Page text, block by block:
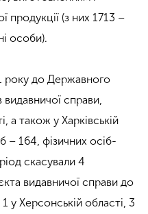
(з них 1713 –
особи).
року до Державного
видавничої справи,
а також у Харківській
– 164, фізичних осіб-
скасували 4
видавничої справи до
у Херсонській області, 3